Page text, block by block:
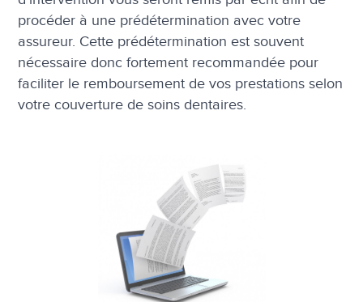
procéder à une prédétermination avec votre
assureur. Cette prédétermination est souvent
nécessaire donc fortement recommandée pour
faciliter le remboursement de vos prestations selon
votre couverture de soins dentaires.